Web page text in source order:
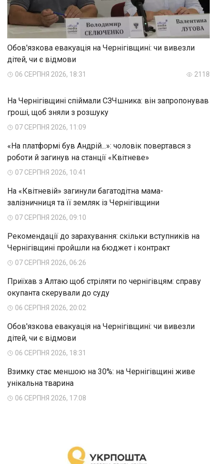
Обов'язкова евакуація на Чернігівщині: чи вивезли
дітей, чи є відмови
06 СЕРПНЯ 2026, 18:31 2118
На Чернігівщині спіймали СЗЧшника: він запропонував
гроші, щоб зняли з розшуку
07 СЕРПНЯ 2026, 11:09
«На платформі був Андрій...»: чоловік повертався з
роботи й загинув на станції «Квітневе»
07 СЕРПНЯ 2026, 10:41
На «Квітневій» загинули багатодітна мама-
залізничниця та її земляк із Чернігівщини
07 СЕРПНЯ 2026, 09:10
Рекомендації до зарахування: скільки вступників на
Чернігівщині пройшли на бюджет і контракт
07 СЕРПНЯ 2026, 06:26
Приїхав з Алтаю щоб стріляти по чернігівцям: справу
окупанта скерували до суду
06 СЕРПНЯ 2026, 20:02
Обов'язкова евакуація на Чернігівщині: чи вивезли
дітей, чи є відмови
06 СЕРПНЯ 2026, 18:31
Взимку стає меншою на 30%: на Чернігівщині живе
унікальна тварина
06 СЕРПНЯ 2026, 17:08